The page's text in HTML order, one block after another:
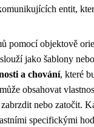
entit,
pomocí objektově
jako šablony
a chování, které
obsahovat
nebo zatočit.
specifickými